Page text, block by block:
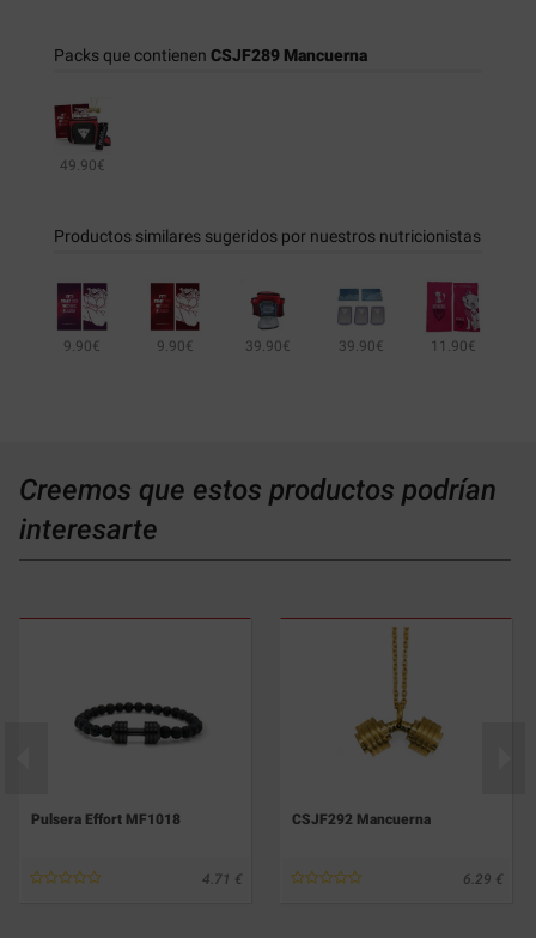
Packs que contienen CSJF289 Mancuerna
49.90€
Productos similares sugeridos por nuestros nutricionistas
9.90€ 9.90€ 39.90€ 39.90€ 11.90€
Creemos que estos productos podrían
interesarte
Pulsera Effort MF1018
4.71
CSJF292 Mancuerna
6.29